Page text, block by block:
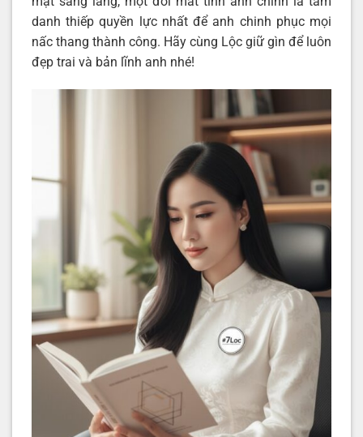
danh thiếp quyền lực nhất để anh chinh phục mọi
nấc thang thành công. Hãy cùng Lộc giữ gìn để luôn
đẹp trai và bản lĩnh anh nhé!